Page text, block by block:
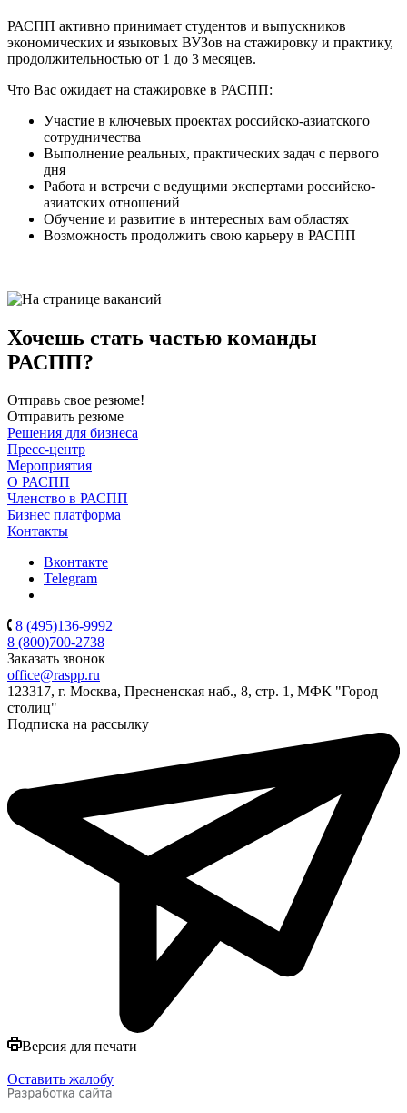
РАСПП активно принимает студентов и выпускников
экономических и языковых ВУЗов на стажировку и практику,
продолжительностью от 1 до 3 месяцев.
Что Вас ожидает на стажировке в РАСПП:
Участие в ключевых проектах российско-азиатского
сотрудничества
Выполнение реальных, практических задач с первого
дня
Работа и встречи с ведущими экспертами российско-
азиатских отношений
Обучение и развитие в интересных вам областях
Возможность продолжить свою карьеру в РАСПП
Хочешь стать частью команды
РАСПП?
Отправь свое резюме!
Отправить резюме
Решения для бизнеса
Пресс-центр
Мероприятия
О РАСПП
Членство в РАСПП
Бизнес платформа
Контакты
Вконтакте
Telegram
8 (495)136-9992
8 (800)700-2738
Заказать звонок
office@raspp.ru
123317, г. Москва, Пресненская наб., 8, стр. 1, МФК "Город
столиц"
Подписка на рассылку
Версия для печати
Оставить жалобу